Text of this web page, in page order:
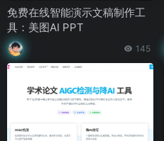
免费在线智能演示文稿制作工
具：美图AI PPT
145